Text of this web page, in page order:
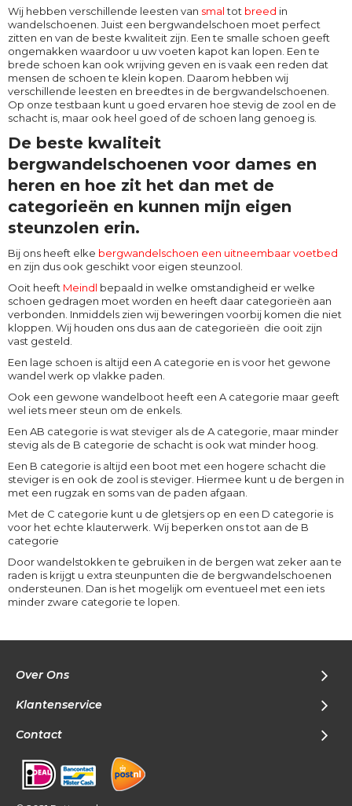
Wij hebben verschillende leesten van smaltot breed in
wandelschoenen. Juist een bergwandelschoen moet perfect
zitten en van de beste kwaliteit zijn. Een te smalle schoen geeft
ongemakken waardoor u uw voeten kapot kan lopen. Een te
brede schoen kan ook wrijving geven en is vaak een reden dat
mensen de schoen te klein kopen. Daarom hebben wij
verschillende leesten en breedtes in de bergwandelschoenen.
Op onze testbaan kunt u goed ervaren hoe stevig de zool en de
schacht is, maar ook heel goed of de schoen lang genoeg is.
De beste kwaliteit
bergwandelschoenen voor dames en
heren en hoe zit het dan met de
categorieën en kunnen mijn eigen
steunzolen erin.
Bij ons heeft elke bergwandelschoen een uitneembaar voetbed
en zijn dus ook geschikt voor eigen steunzool.
Ooit heeft Meindl bepaald in welke omstandigheid er welke
schoen gedragen moet worden en heeft daar categorieën aan
verbonden. Inmiddels zien wij beweringen voorbij komen die niet
kloppen. Wij houden ons dus aan de categorieën die ooit zijn
vast gesteld.
Een lage schoen is altijd een A categorie en is voor het gewone
wandel werk op vlakke paden.
Ook een gewone wandelboot heeft een A categorie maar geeft
wel iets meer steun om de enkels.
Een AB categorie is wat steviger als de A categorie, maar minder
stevig als de B categorie de schacht is ook wat minder hoog.
Een B categorie is altijd een boot met een hogere schacht die
steviger is en ook de zool is steviger. Hiermee kunt u de bergen in
met een rugzak en soms van de paden afgaan.
Met de C categorie kunt u de gletsjers op en een D categorie is
voor het echte klauterwerk. Wij beperken ons tot aan de B
categorie
Door wandelstokken te gebruiken in de bergen wat zeker aan te
raden is krijgt u extra steunpunten die de bergwandelschoenen
ondersteunen. Dan is het mogelijk om eventueel met een iets
minder zware categorie te lopen.
Over Ons
Klantenservice
Contact